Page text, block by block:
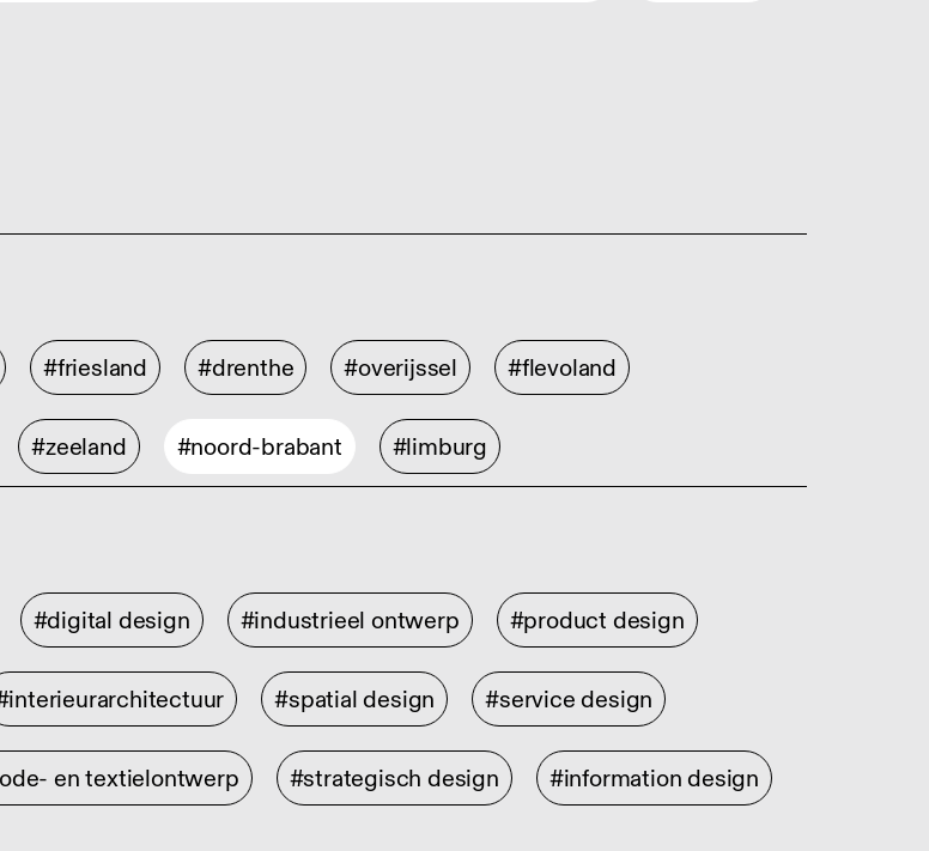
#friesland #drenthe #overijssel #flevoland
#zeeland #noord-brabant #limburg
#digital design #industrieel ontwerp #product design
#spatial design #service design
en textielontwerp #strategisch design #information design